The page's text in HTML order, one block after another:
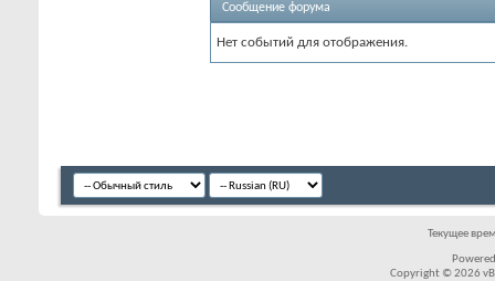
Сообщение форума
Нет событий для отображения.
Текущее
Copyright © 2026